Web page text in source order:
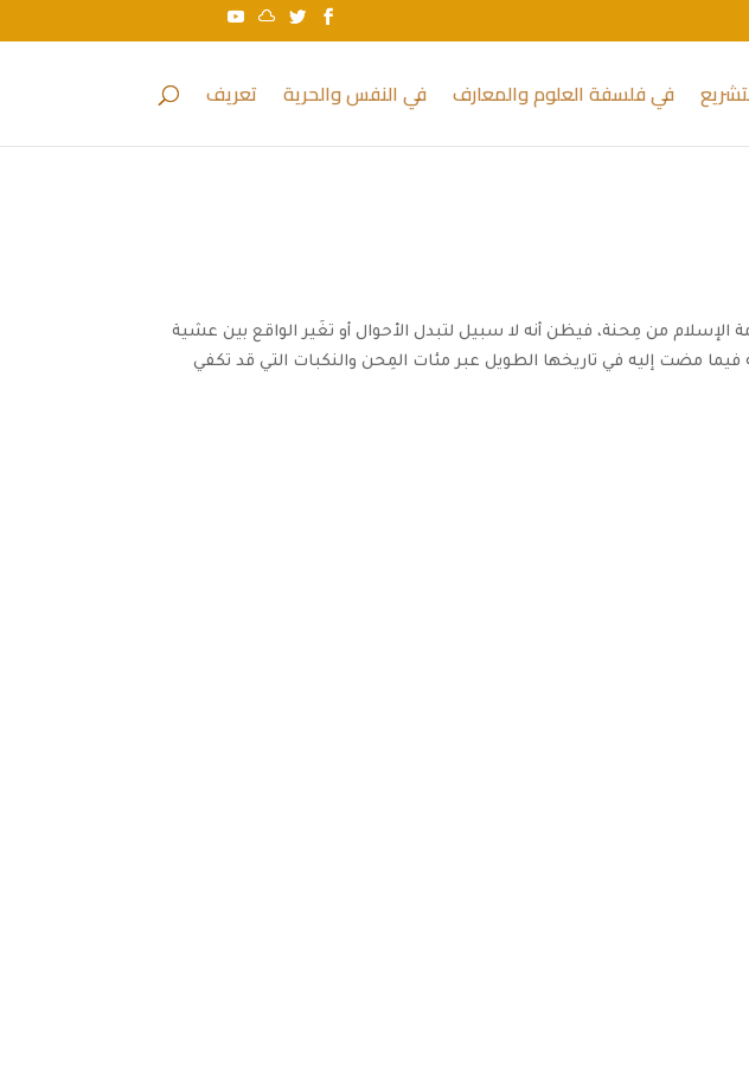
في فلسفة العلوم والمعارف في النفس والحرية تعريف
من مِحنة، فيظن أنه لا سبيل لتبدل الأحوال أو تغَير الواقع بين عشية
مضت إليه في تاريخها الطويل عبر مئات المِحن والنكبات التي قد تكفي